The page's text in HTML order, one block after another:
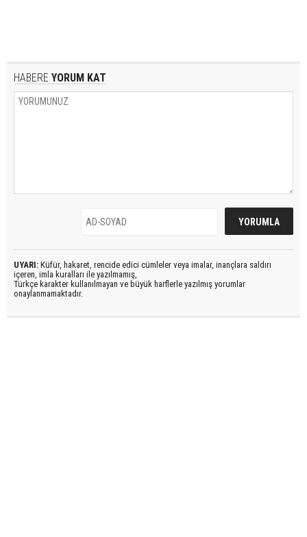
HABERE YORUM KAT
UYARI: Küfür, hakaret, rencide edici cümleler veya imalar, inançlara saldırı
içeren, imla kuralları ile yazılmamış,
Türkçe karakter kullanılmayan ve büyük harflerle yazılmış yorumlar
onaylanmamaktadır.